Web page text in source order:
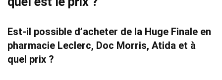
Est-il possible d’acheter de la Huge Finale en
pharmacie Leclerc, Doc Morris, Atida et à
quel prix ?